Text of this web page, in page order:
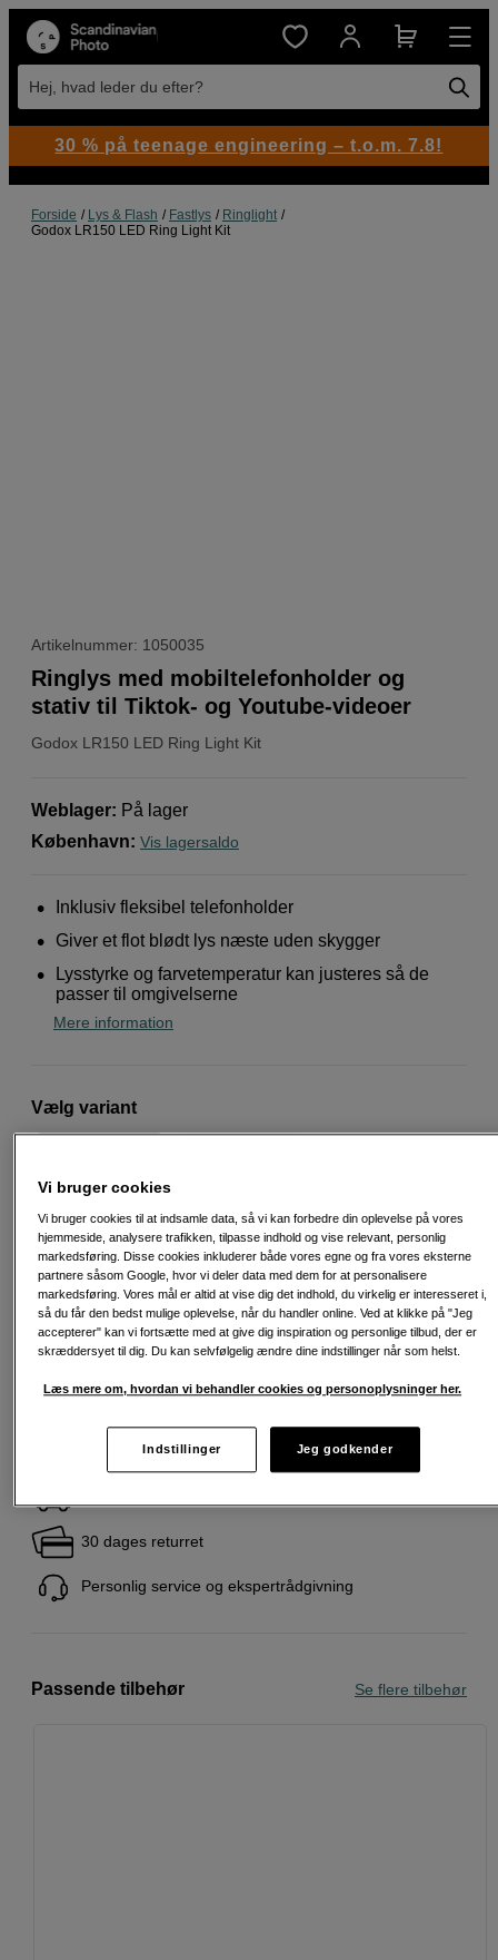
Hej, hvad leder du efter?
Forside Lys & Flash Fastlys
Ringlight
Godox LR150 LED Ring Light Kit
Artikelnummer: 1050035
Godox LR150 LED Ring Light Kit
Ringlys med mobiltelefonholder og
stativ til Tiktok- og Youtube-videoer
Weblager: På lager
København: Vis lagersaldo
Inklusiv fleksibel telefonholder
Giver et flot blødt lys næste uden skygger
Lysstyrke og farvetemperatur kan justeres så de
passer til omgivelserne
Mere information
Vælg variant
699 DKK
Læg i indkøbskurv
30 dages returret
Personlig service og ekspertrådgivning
Passende tilbehør Se flere tilbehør
30 % på teenage engineering – t.o.m. 7.8!
Vi bruger cookies
Vi bruger cookies til at indsamle data, så vi kan forbedre din oplevelse på vores
hjemmeside, analysere trafikken, tilpasse indhold og vise relevant, personlig
markedsføring. Disse cookies inkluderer både vores egne og fra vores eksterne
partnere såsom Google, hvor vi deler data med dem for at personalisere
markedsføring. Vores mål er altid at vise dig det indhold, du virkelig er interesseret i,
så du får den bedst mulige oplevelse, når du handler online. Ved at klikke på "Jeg
accepterer" kan vi fortsætte med at give dig inspiration og personlige tilbud, der er
skræddersyet til dig. Du kan selvfølgelig ændre dine indstillinger når som helst.
Læs mere om, hvordan vi behandler cookies og personoplysninger her.
Indstillinger Jeg godkender